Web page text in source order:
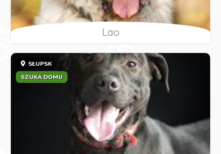
Lao
SŁUPSK
SZUKA DOMU